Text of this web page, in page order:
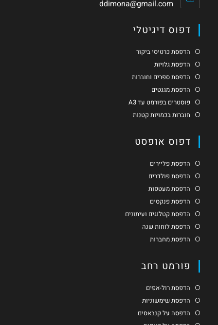
ddimona@gmail.com
דפוס דיגיטלי
הדפסת כרטיסי ביקור
הדפסת גלויות
הדפסת ספרים וחוברות
הדפסת מגנטים
פוסטרים בפורמט עד A3
חוברות בכמויות קטנות
דפוס אופסט
הדפסת פליירים
הדפסת פולדרים
הדפסת מעטפות
הדפסת פנקסים
הדפסת קטלוגים ועיתונים
הדפסת לוחות שנה
הדפסת מחברות
פורמט רחב
הדפסת רול-אפים
הדפסת שימשוניות
הדפסה על קנבאסים